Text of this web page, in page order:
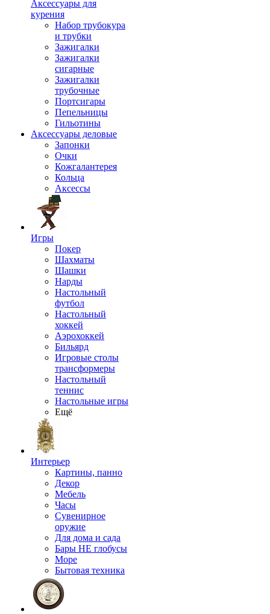
Аксессуары для
курения
Набор трубокура
и трубки
Зажигалки
Зажигалки
сигарные
Зажигалки
трубочные
Портсигары
Пепельницы
Гильотины
Аксессуары деловые
Запонки
Очки
Кожгалантерея
Кольца
Аксессы
Игры
Покер
Шахматы
Шашки
Нарды
Настольный
футбол
Настольный
хоккей
Аэрохоккей
Бильярд
Игровые столы
трансформеры
Настольный
теннис
Настольные игры
Ещё
Интерьер
Картины, панно
Декор
Мебель
Часы
Сувенирное
оружие
Для дома и сада
Бары НЕ глобусы
Море
Бытовая техника